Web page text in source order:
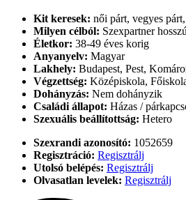
Kit keresek: női párt, vegyes
Milyen célból: Szexpartner
Életkor: 38-49 éves korig
Anyanyelv: Magyar
Lakhely: Budapest, Pest,
Végzettség: Középiskola,
Dohányzás: Nem dohányzik
Családi állapot: Házas /
Szexuális beállítottság: Hetero
Szexrandi azonosító: 1052659
Regisztráció: Regisztrálj
Utolsó belépés: Regisztrálj
Olvasatlan levelek: Regisztrálj